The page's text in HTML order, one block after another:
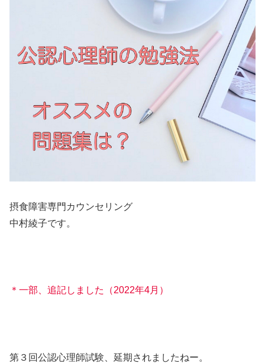
摂食障害専門カウンセリング
中村綾子です。
＊一部、追記しました（2022年4月）
第３回公認心理師試験、延期されましたねー。